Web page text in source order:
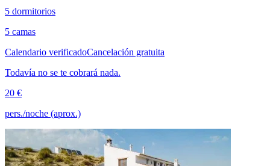
5 dormitorios
5 camas
Calendario verificadoCancelación gratuita
Todavía no se te cobrará nada.
20 €
pers./noche (aprox.)